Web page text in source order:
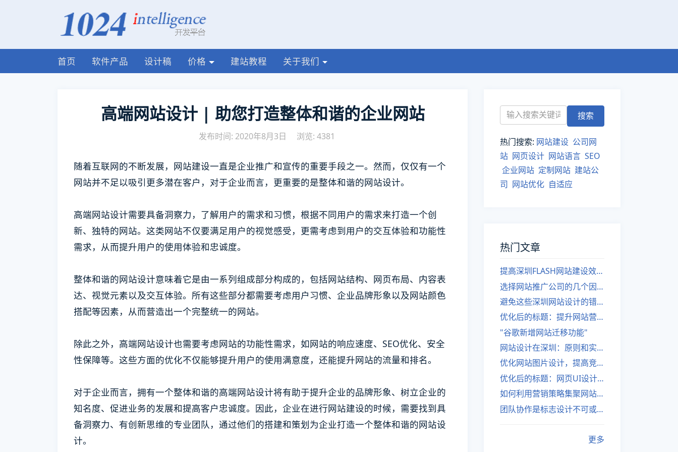
首页 软件产品 设计稿 价格 建站教程 关于我们
高端网站设计 | 助您打造整体和谐的企业网站
发布时间: 2020年8月3日 浏览: 4381
随着互联网的不断发展，网站建设一直是企业推广和宣传的重要手段之一。然而，仅仅有一个
网站并不足以吸引更多潜在客户，对于企业而言，更重要的是整体和谐的网站设计。
高端网站设计需要具备洞察力，了解用户的需求和习惯，根据不同用户的需求来打造一个创
新、独特的网站。这类网站不仅要满足用户的视觉感受，更需考虑到用户的交互体验和功能性
需求，从而提升用户的使用体验和忠诚度。
整体和谐的网站设计意味着它是由一系列组成部分构成的，包括网站结构、网页布局、内容表
达、视觉元素以及交互体验。所有这些部分都需要考虑用户习惯、企业品牌形象以及网站颜色
搭配等因素，从而营造出一个完整统一的网站。
除此之外，高端网站设计也需要考虑网站的功能性需求，如网站的响应速度、SEO优化、安全
性保障等。这些方面的优化不仅能够提升用户的使用满意度，还能提升网站的流量和排名。
对于企业而言，拥有一个整体和谐的高端网站设计将有助于提升企业的品牌形象、树立企业的
知名度、促进业务的发展和提高客户忠诚度。因此，企业在进行网站建设的时候，需要找到具
备洞察力、有创新思维的专业团队，通过他们的搭建和策划为企业打造一个整体和谐的网站设
计。
热门搜索: 网站建设 公司网
站 网页设计 网站语言 SEO
企业网站 定制网站 建站公
司 网站优化 自适应
热门文章
提高深圳FLASH网站建设效率的建议
选择网站推广公司的几个因素
避免这些深圳网站设计的错误
优化后的标题：提升网站营销绩效的策略
"谷歌新增网站迁移功能"
网站设计在深圳：原则和实践
优化网站图片设计，提高竞争力
优化后的标题：网页UI设计与APP UI设计应用软件
如何利用营销策略集聚网站流量
团队协作是标志设计不可或缺的一部分
更多